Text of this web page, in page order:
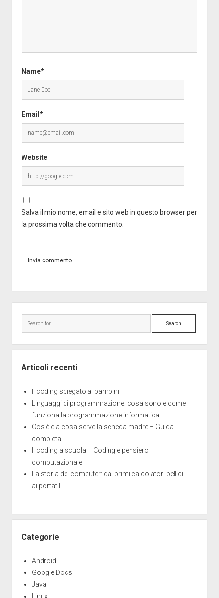
Name*
Email*
Website
Salva il mio nome, email e sito web in questo browser per
la prossima volta che commento.
Search
Articoli recenti
Il coding spiegato ai bambini
Linguaggi di programmazione: cosa sono e come
funziona la programmazione informatica
Cos’è e a cosa serve la scheda madre – Guida
completa
Il coding a scuola – Coding e pensiero
computazionale
La storia del computer: dai primi calcolatori bellici
ai portatili
Categorie
Android
Google Docs
Java
Linux